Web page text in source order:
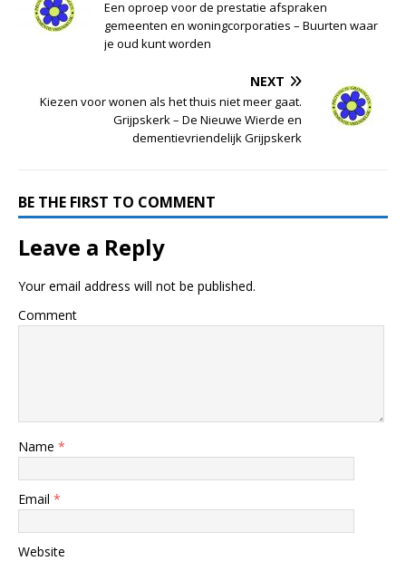
Een oproep voor de prestatie afspraken
gemeenten en woningcorporaties – Buurten waar
je oud kunt worden
NEXT
Kiezen voor wonen als het thuis niet meer gaat.
Grijpskerk – De Nieuwe Wierde en
dementievriendelijk Grijpskerk
BE THE FIRST TO COMMENT
Leave a Reply
Your email address will not be published.
Comment
Name *
Email *
Website